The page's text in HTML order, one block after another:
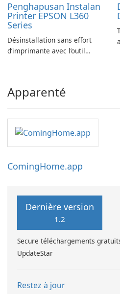
Penghapusan Instalan
Printer EPSON L360
Series
Désinstallation sans effort
d’imprimante avec l’outil
Apparenté
ComingHome.app
Dernière version
1.2
Secure téléchargements
UpdateStar
Restez à jour